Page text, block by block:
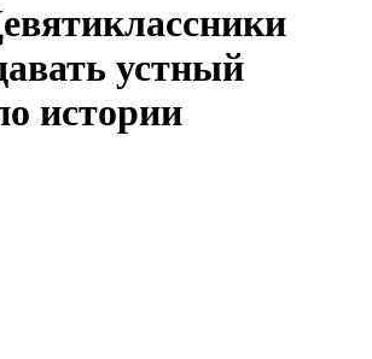
устный
истории